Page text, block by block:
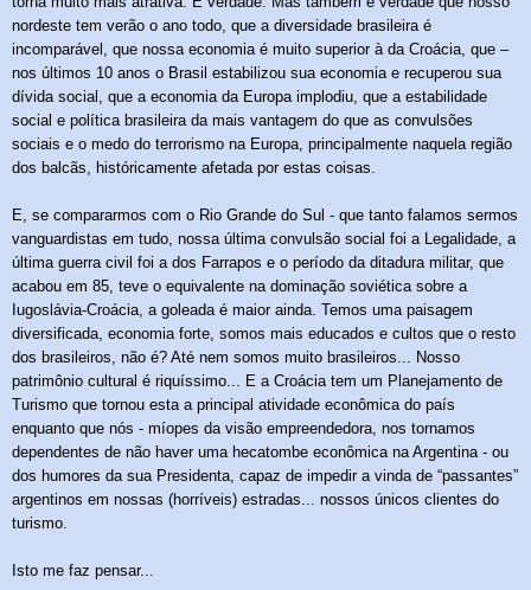
nordeste tem verão o ano todo, que a diversidade brasileira é
incomparável, que nossa economia é muito superior à da Croácia, que –
nos últimos 10 anos o Brasil estabilizou sua economia e recuperou sua
dívida social, que a economia da Europa implodiu, que a estabilidade
social e política brasileira damais vantagem do que as convulsões
sociais e o medo do terrorismo na Europa, principalmente naquela região
dos balcãs, históricamente afetada por estas coisas.
E, se compararmos com o Rio Grande do Sul - que tanto falamos sermos
vanguardistas em tudo, nossa última convulsão social foi a Legalidade, a
última guerra civil foi a dos Farrapos e o período da ditadura militar, que
acabou em 85, teve o equivalente na dominação soviética sobre a
Iugoslávia-Croácia, a goleada é maior ainda. Temos uma paisagem
diversificada, economia forte, somos mais educados e cultos que o resto
dos brasileiros, não é? Até nem somos muito brasileiros... Nosso
patrimônio cultural é riquíssimo... E a Croácia tem um Planejamento de
Turismo que tornou esta a principal atividade econômica do país
enquanto que nós - míopes da visão empreendedora, nos tornamos
dependentes de não haver uma hecatombe econômica na Argentina- ou
dos humores da sua Presidenta, capaz de impedir a vinda de “passantes”
argentinos em nossas (horríveis) estradas... nossos únicos clientes do
turismo.
Isto me faz pensar...